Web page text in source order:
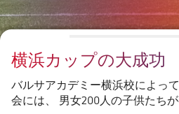
Facilities
順位表
チケット
結果
順位表
トップチーム
スケジュール
チケット
PLUSICON
LABEL.ARIA.PLUS
トップチーム
横浜カップの大成功
バルサアカデミー横浜校によっ
会には、 男女200人の子供たち